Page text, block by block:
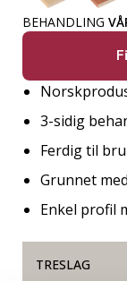
BEHANDLING
3-sidig
Ferdig til
Grunnet
Enkel profil
TRESLAG